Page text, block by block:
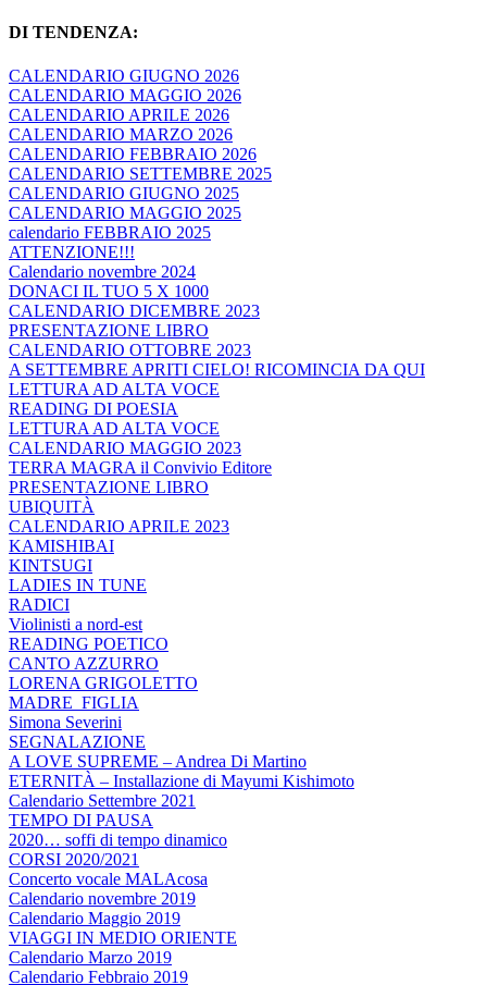
DI TENDENZA:
CALENDARIO GIUGNO 2026
CALENDARIO MAGGIO 2026
CALENDARIO APRILE 2026
CALENDARIO MARZO 2026
CALENDARIO FEBBRAIO 2026
CALENDARIO SETTEMBRE 2025
CALENDARIO GIUGNO 2025
CALENDARIO MAGGIO 2025
calendario FEBBRAIO 2025
ATTENZIONE!!!
Calendario novembre 2024
DONACI IL TUO 5 X 1000
CALENDARIO DICEMBRE 2023
PRESENTAZIONE LIBRO
CALENDARIO OTTOBRE 2023
A SETTEMBRE APRITI CIELO! RICOMINCIA DA QUI
LETTURA AD ALTA VOCE
READING DI POESIA
LETTURA AD ALTA VOCE
CALENDARIO MAGGIO 2023
TERRA MAGRA il Convivio Editore
PRESENTAZIONE LIBRO
UBIQUITÀ
CALENDARIO APRILE 2023
KAMISHIBAI
KINTSUGI
LADIES IN TUNE
RADICI
Violinisti a nord-est
READING POETICO
CANTO AZZURRO
LORENA GRIGOLETTO
MADRE_FIGLIA
Simona Severini
SEGNALAZIONE
A LOVE SUPREME – Andrea Di Martino
ETERNITÀ – Installazione di Mayumi Kishimoto
Calendario Settembre 2021
TEMPO DI PAUSA
2020… soffi di tempo dinamico
CORSI 2020/2021
Concerto vocale MALAcosa
Calendario novembre 2019
Calendario Maggio 2019
VIAGGI IN MEDIO ORIENTE
Calendario Marzo 2019
Calendario Febbraio 2019